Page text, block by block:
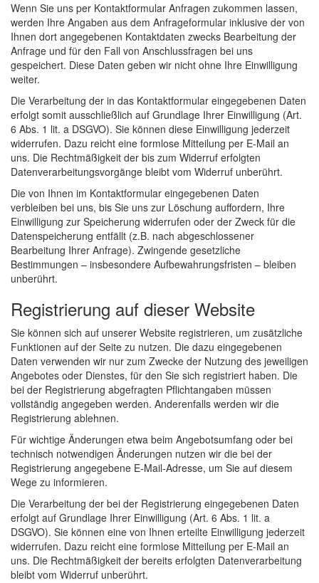
Wenn Sie uns per Kontaktformular Anfragen zukommen lassen,
werden Ihre Angaben aus dem Anfrageformular inklusive der von
Ihnen dort angegebenen Kontaktdaten zwecks Bearbeitung der
Anfrage und für den Fall von Anschlussfragen bei uns
gespeichert. Diese Daten geben wir nicht ohne Ihre Einwilligung
weiter.
Die Verarbeitung der in das Kontaktformular eingegebenen Daten
erfolgt somit ausschließlich auf Grundlage Ihrer Einwilligung (Art.
6 Abs. 1 lit. a DSGVO). Sie können diese Einwilligung jederzeit
widerrufen. Dazu reicht eine formlose Mitteilung per E-Mail an
uns. Die Rechtmäßigkeit der bis zum Widerruf erfolgten
Datenverarbeitungsvorgänge bleibt vom Widerruf unberührt.
Die von Ihnen im Kontaktformular eingegebenen Daten
verbleiben bei uns, bis Sie uns zur Löschung auffordern, Ihre
Einwilligung zur Speicherung widerrufen oder der Zweck für die
Datenspeicherung entfällt (z.B. nach abgeschlossener
Bearbeitung Ihrer Anfrage). Zwingende gesetzliche
Bestimmungen – insbesondere Aufbewahrungsfristen – bleiben
unberührt.
Registrierung auf dieser Website
Sie können sich auf unserer Website registrieren, um zusätzliche
Funktionen auf der Seite zu nutzen. Die dazu eingegebenen
Daten verwenden wir nur zum Zwecke der Nutzung des jeweiligen
Angebotes oder Dienstes, für den Sie sich registriert haben. Die
bei der Registrierung abgefragten Pflichtangaben müssen
vollständig angegeben werden. Anderenfalls werden wir die
Registrierung ablehnen.
Für wichtige Änderungen etwa beim Angebotsumfang oder bei
technisch notwendigen Änderungen nutzen wir die bei der
Registrierung angegebene E-Mail-Adresse, um Sie auf diesem
Wege zu informieren.
Die Verarbeitung der bei der Registrierung eingegebenen Daten
erfolgt auf Grundlage Ihrer Einwilligung (Art. 6 Abs. 1 lit. a
DSGVO). Sie können eine von Ihnen erteilte Einwilligung jederzeit
widerrufen. Dazu reicht eine formlose Mitteilung per E-Mail an
uns. Die Rechtmäßigkeit der bereits erfolgten Datenverarbeitung
bleibt vom Widerruf unberührt.